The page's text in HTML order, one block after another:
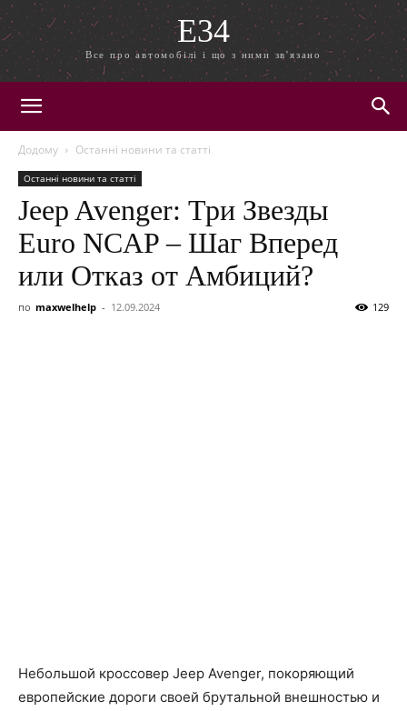
E34
Все про автомобілі і що з ними зв'язано
Додому Останні новини та статті
Останні новини та статті
Jeep Avenger: Три Звезды
Euro NCAP – Шаг Вперед
или Отказ от Амбиций?
по maxwelhelp - 12.09.2024 129
Небольшой кроссовер Jeep Avenger, покоряющий
европейские дороги своей брутальной внешностью и